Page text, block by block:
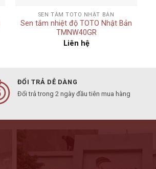
SEN TẮM TOTO NHẬT BẢN
Sen tắm nhiệt độ TOTO Nhật Bản
TMNW40GR
Liên hệ
ĐỔI TRẢ DỄ DÀNG
Đổi trả trong 2 ngày đầu tiên mua hàng